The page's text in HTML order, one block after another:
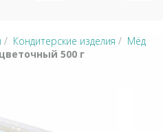
/ Кондитерские изделия / Мёд
500 г